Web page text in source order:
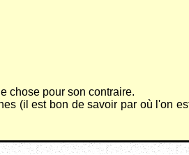
chose pour son contraire.
(il est bon de savoir par où l'on